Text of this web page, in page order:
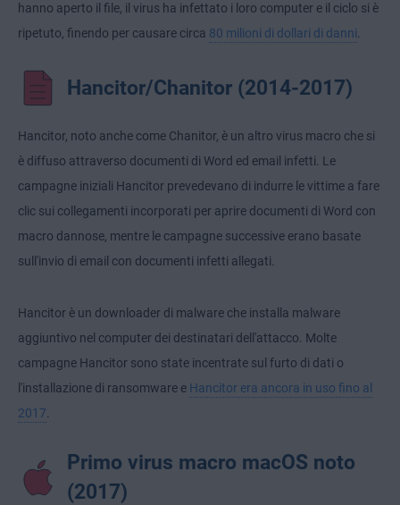
hanno aperto il file, il virus ha infettato i loro computer e il ciclo si è
ripetuto, finendo per causare circa 80 milioni di dollari di danni.
Hancitor/Chanitor (2014-2017)
Hancitor, noto anche come Chanitor, è un altro virus macro che si
è diffuso attraverso documenti di Word ed email infetti. Le
campagne iniziali Hancitor prevedevano di indurre le vittime a fare
clic sui collegamenti incorporati per aprire documenti di Word con
macro dannose, mentre le campagne successive erano basate
sull'invio di email con documenti infetti allegati.
Hancitor è un downloader di malware che installa malware
aggiuntivo nel computer dei destinatari dell'attacco. Molte
campagne Hancitor sono state incentrate sul furto di dati o
l'installazione di ransomware e Hancitor era ancora in uso fino al
2017.
Primo virus macro macOS noto
(2017)